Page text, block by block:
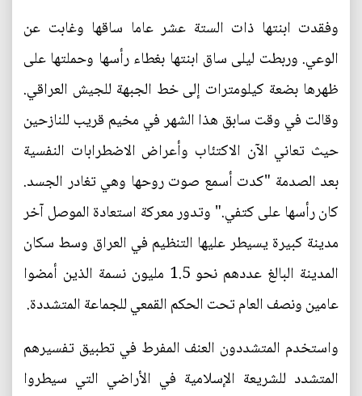
وفقدت ابنتها ذات الستة عشر عاما ساقها وغابت عن
الوعي. وربطت ليلى ساق ابنتها بغطاء رأسها وحملتها على
ظهرها بضعة كيلومترات إلى خط الجبهة للجيش العراقي.
وقالت في وقت سابق هذا الشهر في مخيم قريب للنازحين
حيث تعاني الآن الاكتئاب وأعراض الاضطرابات النفسية
بعد الصدمة "كدت أسمع صوت روحها وهي تغادر الجسد.
كان رأسها على كتفي." وتدور معركة استعادة الموصل آخر
مدينة كبيرة يسيطر عليها التنظيم في العراق وسط سكان
المدينة البالغ عددهم نحو 1.5 مليون نسمة الذين أمضوا
عامين ونصف العام تحت الحكم القمعي للجماعة المتشددة.
واستخدم المتشددون العنف المفرط في تطبيق تفسيرهم
المتشدد للشريعة الإسلامية في الأراضي التي سيطروا